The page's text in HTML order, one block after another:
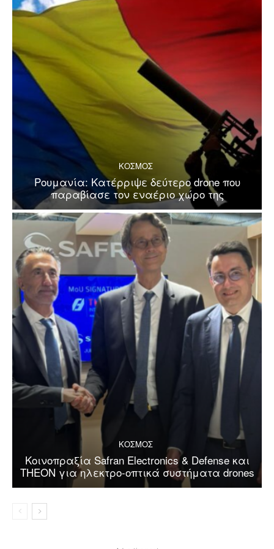
ΚΟΣΜΟΣ
Ρουμανία: Κατέρριψε δεύτερο drone που
παραβίασε τον εναέριο χώρο της
ΚΟΣΜΟΣ
Κοινοπραξία Safran Electronics & Defense και
THEON για ηλεκτρο-οπτικά συστήματα drones